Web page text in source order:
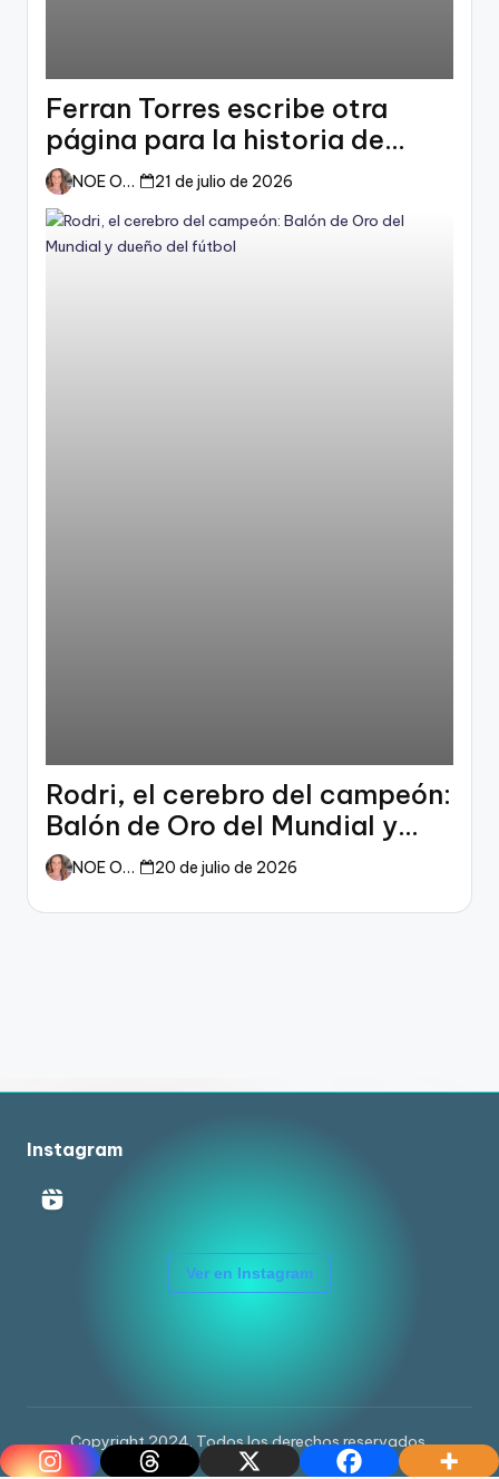
Ferran Torres escribe otra
página para la historia de
España
NOE ORTIZ 21 de julio de 2026
Rodri, el cerebro del campeón:
Balón de Oro del Mundial y
dueño del fútbol
NOE ORTIZ 20 de julio de 2026
Instagram
Ver en Instagram
Copyright 2024. Todos los derechos reservados.